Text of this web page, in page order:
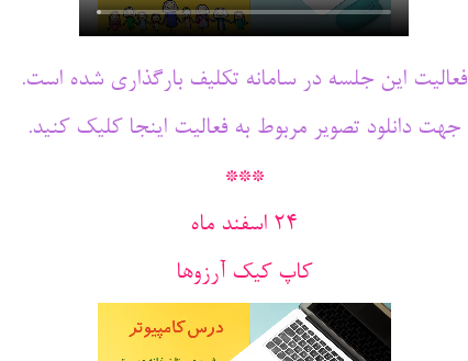
فعالیت این جلسه در سامانه تکلیف بارگذاری شده است.
جهت دانلود تصویر مربوط به فعالیت اینجا کلیک کنید.
***
۲4 اسفند ماه
کاپ کیک آرزوها